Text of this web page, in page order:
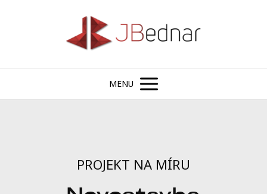
MENU
PROJEKT NA MÍRU